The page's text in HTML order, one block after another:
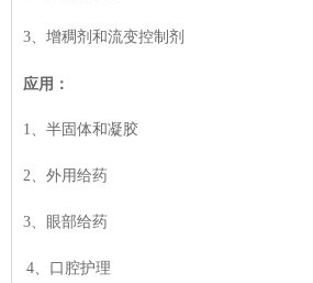
3、增稠剂和流变控制剂
应用：
1、半固体和凝胶
2、外用给药
3、眼部给药
4、口腔护理